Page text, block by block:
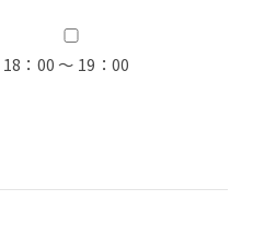
18：00 ～ 19：00